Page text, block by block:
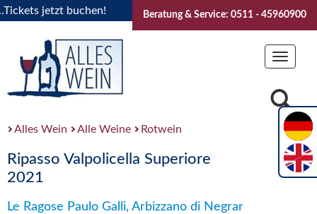
jetzt buchen! "Das Sommerfest 2026" Vive la
Beratung & Service: 0511 - 45960900
Toggle
Alles Wein Alle Weine Rotwein
Ripasso Valpolicella Superiore
2021
Le Ragose Paulo Galli, Arbizzano di Negrar